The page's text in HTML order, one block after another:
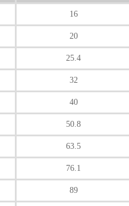
16
20
25.4
32
40
50.8
63.5
76.1
89